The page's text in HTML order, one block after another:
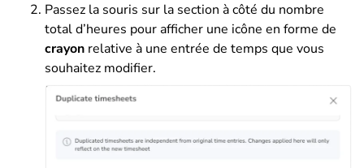
Passez la souris sur la section à côté du nombre
total d’heures pour afficher une icône en forme de
crayon relative à une entrée de temps que vous
souhaitez modifier.